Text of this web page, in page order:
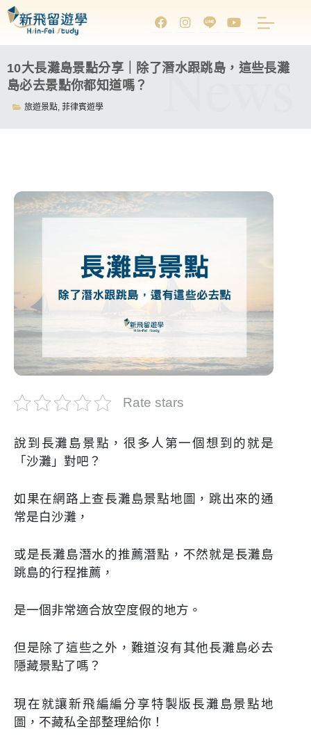
10大長灘島景點分享｜除了潛水跟跳島，這些長灘
島必去景點你都知道嗎？
旅遊景點, 菲律賓遊學 News
Rate stars
說到長灘島景點，很多人第一個想到的就是
「沙灘」對吧？
如果在網路上查長灘島景點地圖，跳出來的通
常是白沙灘，
或是長灘島潛水的推薦潛點，不然就是長灘島
跳島的行程推薦，
是一個非常適合放空度假的地方。
但是除了這些之外，難道沒有其他長灘島必去
隱藏景點了嗎？
現在就讓新飛編編分享特製版長灘島景點地
圖，不藏私全部整理給你！